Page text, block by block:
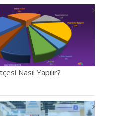
Nasıl Yapılır?